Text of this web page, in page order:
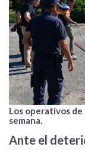
Los operativos
semana.
Ante el